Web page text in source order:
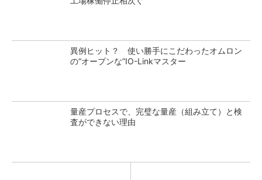
異例ヒット？ 使い勝手にこだわったオムロン
の“オープンな”IO-Linkマスター
量産プロセスで、完璧な量産（組み立て）と検
査ができない理由